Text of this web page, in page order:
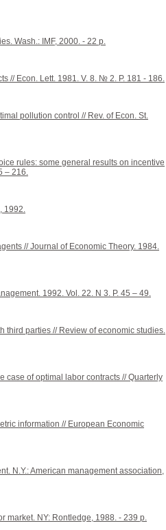
Wash.: IMF, 2000. - 22 p.
// Econ. Lett. 1981. V. 8. № 2. P. 181 - 186.
pollution control // Rev. of Econ. St.
rules: some general results on incentive
– 216.
1992.
// Journal of Economic Theory. 1984.
1992. Vol. 22. N 3. P. 45 – 49.
third parties // Review of economic studies.
case of optimal labor contracts // Quarterly
information // European Economic
N.Y.: American management association,
market. NY: Rontledge, 1988. - 239 p.